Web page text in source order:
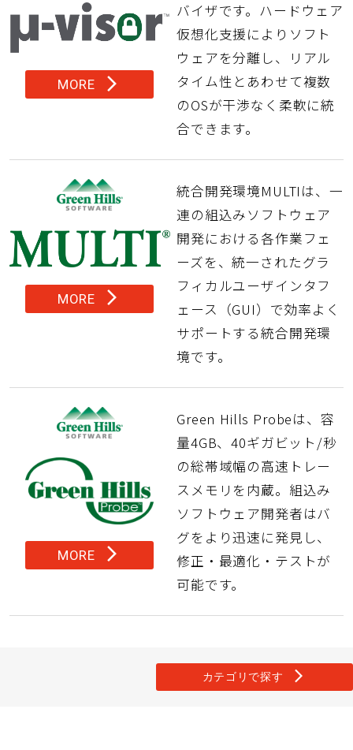
MORE arrow_forward_ios
バイザです。ハードウェア
仮想化支援によりソフト
ウェアを分離し、リアル
タイム性とあわせて複数
のOSが干渉なく柔軟に統
合できます。
MORE arrow_forward_ios
統合開発環境MULTIは、一
連の組込みソフトウェア
開発における各作業フェ
ーズを、統一されたグラ
フィカルユーザインタフ
ェース（GUI）で効率よく
サポートする統合開発環
境です。
MORE arrow_forward_ios
Green Hills Probeは、容
量4GB、40ギガビット/秒
の総帯域幅の高速トレー
スメモリを内蔵。組込み
ソフトウェア開発者はバ
グをより迅速に発見し、
修正・最適化・テストが
可能です。
カテゴリで探す arrow_forward_ios